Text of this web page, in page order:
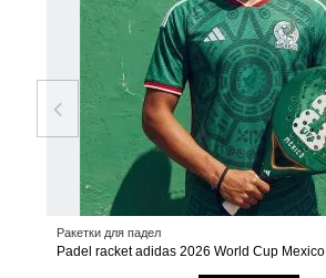
Ракетки для падел
Padel racket adidas 2026 World Cup Mexico